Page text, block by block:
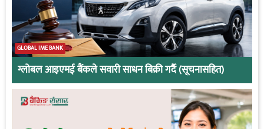
GLOBAL IME BANK
ग्लोबल आइएमई बैंकले सवारी साधन बिक्री गर्दै (सूचनासहित)